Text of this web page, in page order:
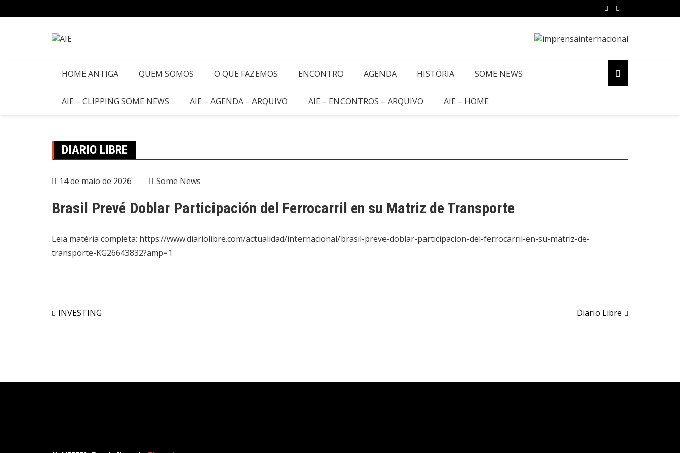
HOME ANTIGA QUEM SOMOS O QUE FAZEMOS ENCONTRO AGENDA HISTÓRIA SOME NEWS
AIE – CLIPPING SOME NEWS AIE – AGENDA – ARQUIVO AIE – ENCONTROS – ARQUIVO AIE – HOME
DIARIO LIBRE
14 de maio de 2026 Some News
Brasil Prevé Doblar Participación del Ferrocarril en su Matriz de Transporte
Leia matéria completa: https://www.diariolibre.com/actualidad/internacional/brasil-preve-doblar-participacion-del-ferrocarril-en-su-matriz-de-
transporte-KG26643832?amp=1
INVESTING Diario Libre